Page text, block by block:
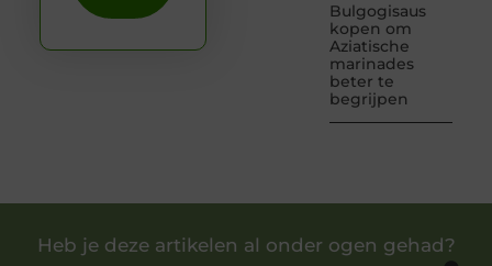
Bulgogisaus
kopen om
Aziatische
marinades
beter te
begrijpen
Heb je deze artikelen al onder ogen gehad?